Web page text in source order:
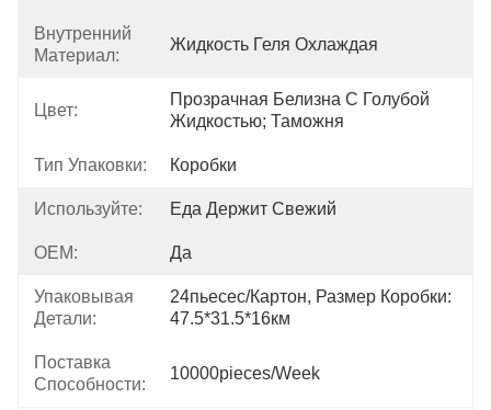
Внутренний
Материал:
Жидкость Геля Охлаждая
Цвет:
Прозрачная Белизна С Голубой
Жидкостью; Таможня
Тип Упаковки: Коробки
Используйте: Еда Держит Свежий
OEM: Да
Упаковывая
Детали:
24пьесес/картон, Размер Коробки:
47.5*31.5*16км
Поставка
Способности:
10000pieces/week